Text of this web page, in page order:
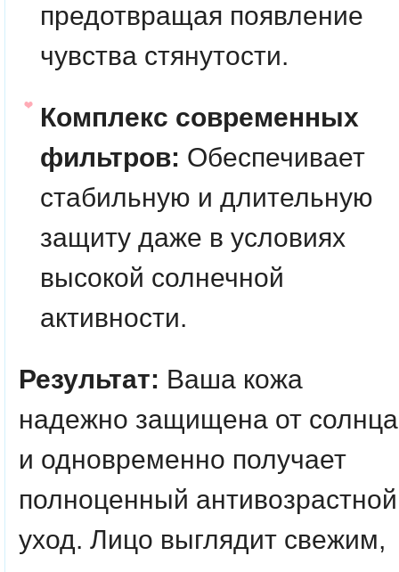
предотвращая появление
чувства стянутости.
Комплекс современных
фильтров: Обеспечивает
стабильную и длительную
защиту даже в условиях
высокой солнечной
активности.
Результат: Ваша кожа
надежно защищена от солнца
и одновременно получает
полноценный антивозрастной
уход. Лицо выглядит свежим,